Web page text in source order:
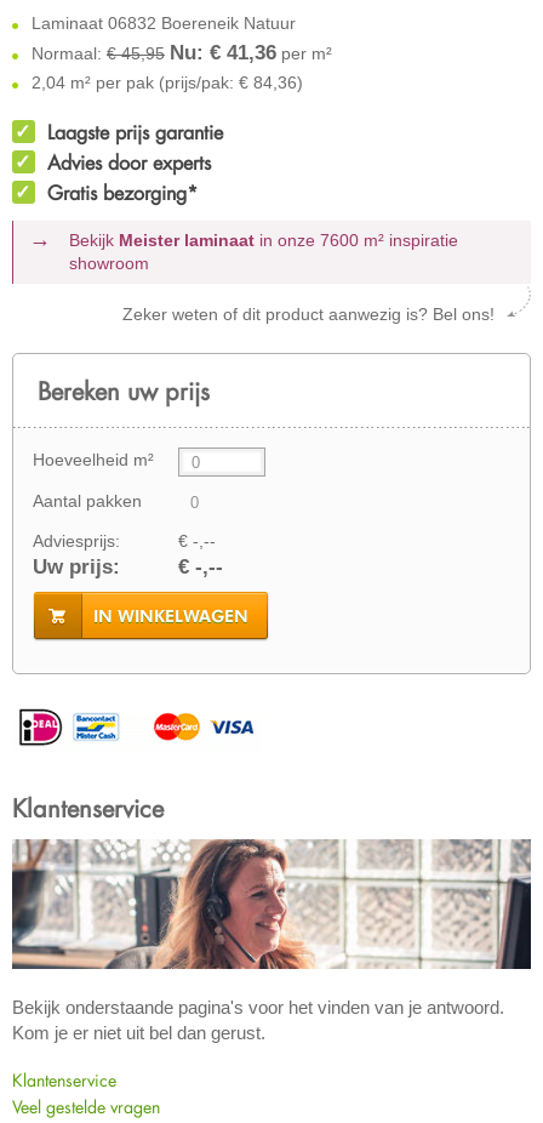
Laminaat 06832 Boereneik Natuur
Normaal: € 45,95 Nu: € 41,36 per m²
2,04 m² per pak (prijs/pak: € 84,36)
Laagste prijs garantie
Advies door experts
Gratis bezorging*
Bekijk Meister laminaatin onze 7600 m² inspiratie
showroom
Zeker weten of dit product aanwezig is? Bel ons!
Bereken uw prijs
Hoeveelheid m²
Aantal pakken
Adviesprijs: € -,--
Uw prijs: € -,--
IN WINKELWAGEN
Klantenservice
Bekijk onderstaande pagina's voor het vinden van je antwoord.
Kom je er niet uit bel dan gerust.
Klantenservice
Veel gestelde vragen